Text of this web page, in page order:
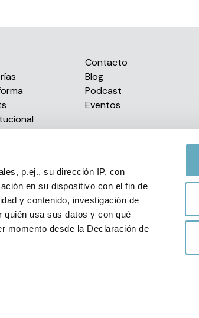
p.ej., su dirección IP, con
en su dispositivo con el fin de
y contenido, investigación de
quién usa sus datos y con qué
momento desde la Declaración de
Contacto
Blog
Podcast
Eventos
generales Política de Privacidad de Redes
Barcelona (Spain)